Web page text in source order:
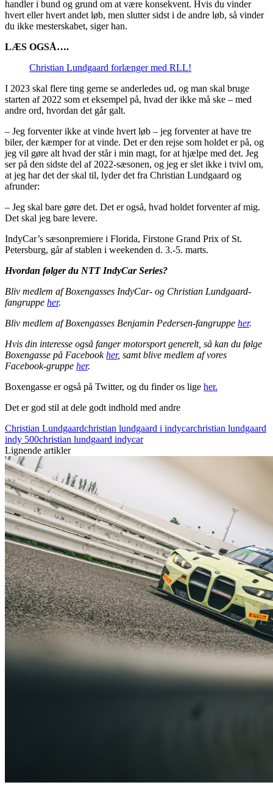
handler i bund og grund om at være konsekvent. Hvis du vinder
hvert eller hvert andet løb, men slutter sidst i de andre løb, så vinder
du ikke mesterskabet, siger han.
LÆS OGSÅ….
Christian Lundgaard forlænger med RLL!
I 2023 skal flere ting gerne se anderledes ud, og man skal bruge
starten af 2022 som et eksempel på, hvad der ikke må ske – med
andre ord, hvordan det går galt.
– Jeg forventer ikke at vinde hvert løb – jeg forventer at have tre
biler, der kæmper for at vinde. Det er den rejse som holdet er på, og
jeg vil gøre alt hvad der står i min magt, for at hjælpe med det. Jeg
ser på den sidste del af 2022-sæsonen, og jeg er slet ikke i tvivl om,
at jeg har det der skal til, lyder det fra Christian Lundgaard og
afrunder:
– Jeg skal bare gøre det. Det er også, hvad holdet forventer af mig.
Det skal jeg bare levere.
IndyCar’s sæsonpremiere i Florida, Firstone Grand Prix of St.
Petersburg, går af stablen i weekenden d. 3.-5. marts.
Hvordan følger du NTT IndyCar Series?
Bliv medlem af Boxengasses IndyCar- og Christian Lundgaard-
fangruppe her.
Bliv medlem af Boxengasses Benjamin Pedersen-fangruppe her.
Hvis din interesse også fanger motorsport generelt, så kan du følge
Boxengasse på Facebookher, samt blive medlem af vores
Facebook-gruppe her.
Boxengasse er også på Twitter, og du finder os lige her.
Det er god stil at dele godt indhold med andre
Christian Lundgaardchristian lundgaard i indycarchristian lundgaard
indy 500christian lundgaard indycar
Lignende artikler